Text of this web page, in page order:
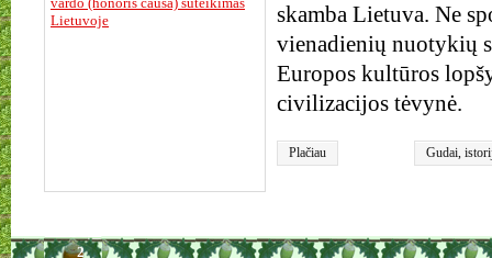
skamba Lietuva. Ne
vienadienių nuotykių
Europos kultūros
civilizacijos tėvynė.
Plačiau Gudai,
2